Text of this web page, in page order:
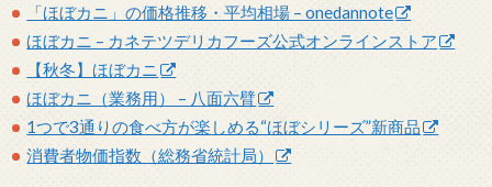
「ほぼカニ」の価格推移・平均相場 – onedannote
ほぼカニ – カネテツデリカフーズ公式オンラインストア
【秋冬】ほぼカニ
ほぼカニ（業務用） – 八面六臂
1つで3通りの食べ方が楽しめる“ほぼシリーズ”新商品
消費者物価指数（総務省統計局）